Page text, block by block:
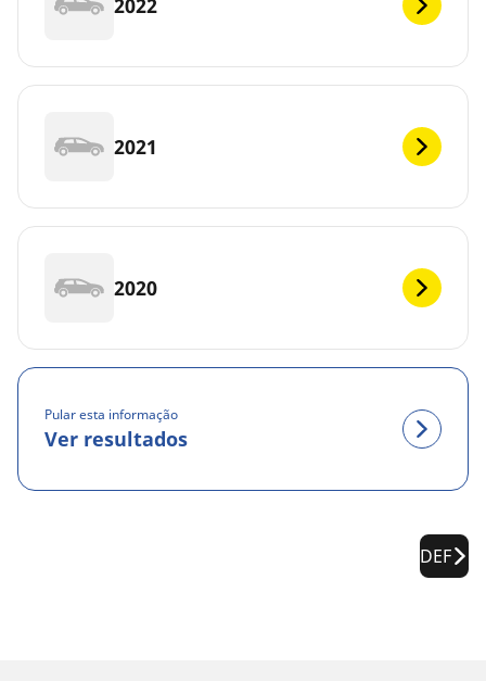
2021
2020
Pular esta informação
Ver resultados
DEF